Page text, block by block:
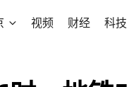
视频 财经 科技